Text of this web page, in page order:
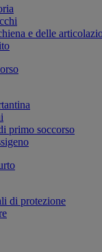
e delle
primo soccorso
di protezione